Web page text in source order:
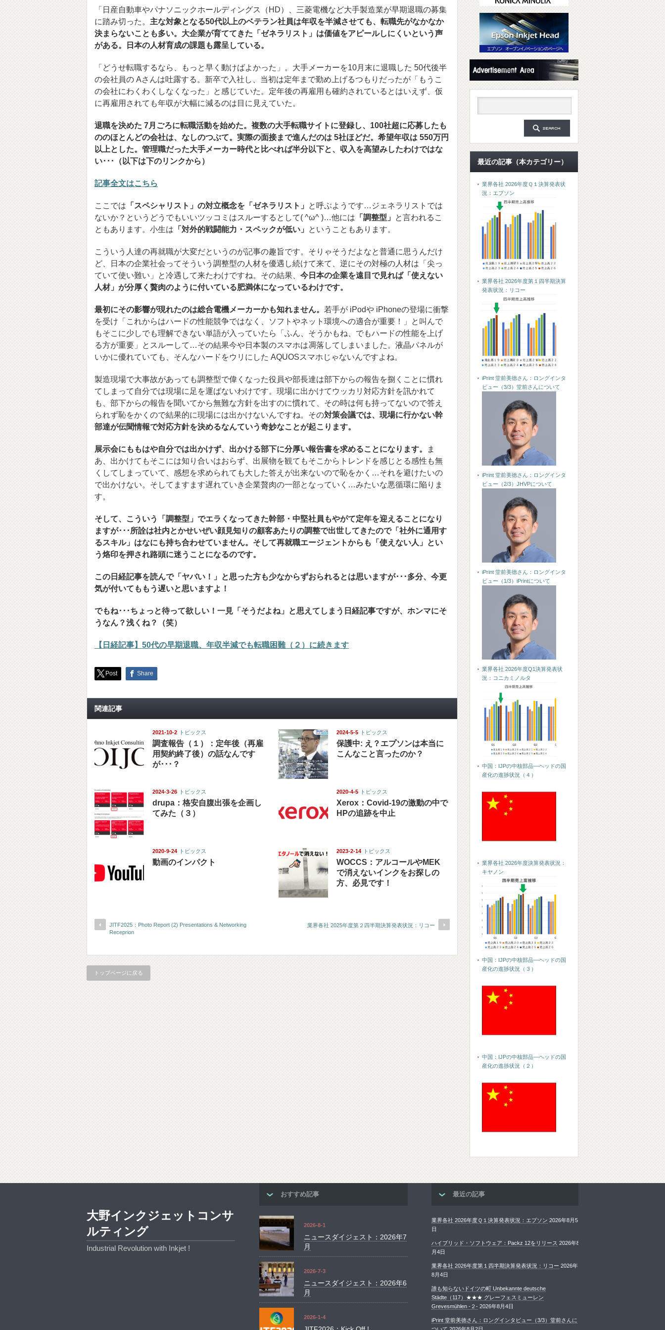
「日産自動車やパナソニックホールディングス（HD）、三菱電機など大手製造業が早期退職の募集
に踏み切った。 主な対象となる50代以上のベテラン社員は年収を半減させても、転職先がなかなか
決まらないことも多い。大企業が育ててきた「ゼネラリスト」は価値をアピールしにくいという声
がある。日本の人材育成の課題も露呈している。
「どうせ転職するなら、もっと早く動けばよかった」。大手メーカーを10月末に退職した 50代後半
の会社員の Aさんは吐露する。新卒で入社し、当初は定年まで勤め上げるつもりだったが「もうこ
の会社にわくわくしなくなった」と感じていた。定年後の再雇用も確約されているとはいえず、仮
に再雇用されても年収が大幅に減るのは目に見えていた。
退職を決めた 7月ごろに転職活動を始めた。複数の大手転職サイトに登録し、100社超に応募したも
ののほとんどの会社は、なしのつぶて。実際の面接まで進んだのは 5社ほどだ。希望年収は 550万円
以上とした。管理職だった大手メーカー時代と比べれば半分以下と、収入を高望みしたわけではな
い･･･（以下は下のリンクから）
記事全文はこちら
ここでは 「スペシャリスト」の対立概念を「ゼネラリスト」
と呼ぶようです…ジェネラリストでは
ないか？というどうでもいいツッコミはスルーするとして( ^ω^ )…他には 「調整型」
と言われるこ
ともあります。小生は 「対外的戦闘能力・スペックが低い」 ということもあります。
こういう人達の再就職が大変だというのが記事の趣旨です。そりゃそうだよなと普通に思うんだけ
ど、日本の企業社会ってそういう調整型の人材を優遇し続けて来て、逆にその対極の人材は「尖っ
ていて使い難い」と冷遇して来たわけですね。その結果、 今日本の企業を遠目で見れば「使えない
人材」が分厚く贅肉のように付いている肥満体になっているわけです。
最初にその影響が現れたのは総合電機メーカーかも知れません。 若手が iPodや iPhoneの登場に衝撃
を受け「これからはハードの性能競争ではなく、ソフトやネット環境への適合が重要！」と叫んで
もそこに少しでも理解できない単語が入っていたら「ふん、そうかもね、でもハードの性能を上げ
る方が重要」とスルーして…その結果今や日本製のスマホは凋落してしまいました。液晶パネルが
いかに優れていても、そんなハードをウリにした AQUOSスマホじゃないんですよね。
製造現場で大事故があっても調整型で偉くなった役員や部長達は部下からの報告を捌くことに慣れ
てしまって自分では現場に足を運ばないわけです。現場に出かけてウッカリ対応方針を訊かれて
も、部下からの報告を聞いてから無難な方針を出すのに慣れて、その時は何も持ってないので答え
られず恥をかくので結果的に現場には出かけないんですね。その対策会議では、現場に行かない幹
部達が伝聞情報で対応方針を決めるなんていう奇妙なことが起こります。
展示会にももはや自分では出かけず、出かける部下に分厚い報告書を求めることになります。
ま
あ、出かけてもそこには知り合いはおらず、出展物を観てもそこからトレンドを感じとる感性も無
くしてしまっていて、感想を求められても大した答えが出来ないので恥をかく…それを避けたいの
で出かけない。そしてますます遅れていき企業贅肉の一部となっていく…みたいな悪循環に陥りま
す。
そして、こういう「調整型」でエラくなってきた幹部・中堅社員もやがて定年を迎えることになり
ますが･･･所詮は社内とかせいぜい顔見知りの顧客あたりの調整で出世してきたので「社外に通用す
るスキル」はなにも持ち合わせていません。そして再就職エージェントからも「使えない人」とい
う烙印を押され路頭に迷うことになるのです。
この日経記事を読んで「ヤバい！」と思った方も少なからずおられるとは思いますが･･･多分、今更
気が付いてももう遅いと思いますよ！
でもね･･･ちょっと待って欲しい！一見「そうだよね」と思えてしまう日経記事ですが、ホンマにそ
うなん？浅くね？（笑）
【日経記事】50代の早期退職、年収半減でも転職困難（２）に続きます
Post Share
関連記事
2021-10-2 トピックス
調査報告（１）：定年後（再雇
用契約終了後）の話なんです
が･･･？
2024-5-5 トピックス
保護中: え？エプソンは本当に
こんなこと言ったのか？
2024-3-26 トピックス
drupa：格安自腹出張を企画し
てみた（３）
2020-4-5 トピックス
Xerox：Covid-19の激動の中で
HPの追跡を中止
2020-9-24 トピックス
動画のインパクト
2023-2-14 トピックス
WOCCS：アルコールやMEK
で消えないインクをお探しの
方、必見です！
JITF2025：Photo Report (2) Presentations & Networking
Receprion
業界各社 2025年度第２四半期決算発表状況：リコー
トップページに戻る
最近の記事（本カテゴリー）
業界各社 2026年度Ｑ１決算発表状
況：エプソン
業界各社 2026年度第１四半期決算
発表状況：リコー
iPrint 堂前美徳さん：ロングインタ
ビュー（3/3）堂前さんについて
iPrint 堂前美徳さん：ロングインタ
ビュー（2/3）JHVPについて
iPrint 堂前美徳さん：ロングインタ
ビュー（1/3）iPrintについて
業界各社 2026年度Q1決算発表状
況：コニカミノルタ
中国：IJPの中核部品―ヘッドの国
産化の進捗状況（４）
業界各社 2026年度決算発表状況：
キヤノン
中国：IJPの中核部品―ヘッドの国
産化の進捗状況（３）
中国：IJPの中核部品―ヘッドの国
産化の進捗状況（２）
おすすめ記事
2026-8-1
ニュースダイジェスト：2026年7
月
2026-7-3
ニュースダイジェスト：2026年6
月
2026-1-4
最近の記事
業界各社 2026年度Ｑ１決算発表状況：エプソン 2026年8月5
日
ハイブリッド・ソフトウェア：Packz 12をリリース 2026年8
月4日
業界各社 2026年度第１四半期決算発表状況：リコー 2026年
8月4日
誰も知らないドイツの町 Unbekannte deutsche
Städte（117）★★★ グレーフェスミューレン
Grevesmühlen -２- 2026年8月4日
iPrint 堂前美徳さん：ロングインタビュー（3/3）堂前さんに
ついて 2026年8月2日
大野インクジェットコンサ
ルティング
Industrial Revolution with Inkjet !